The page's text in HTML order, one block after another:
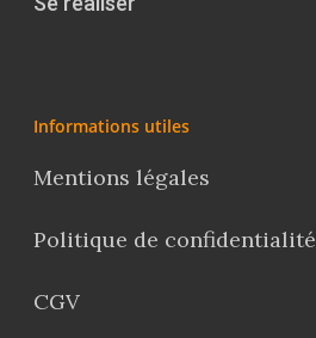
Informations utiles
Mentions légales
Politique de confidentialité
CGV